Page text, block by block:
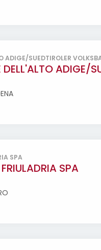
ADIGE/SUEDTIROLER
ADIGE/
SPA
SPA